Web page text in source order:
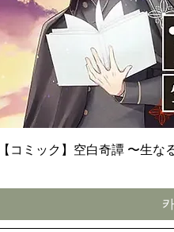
【コミック】空白奇譚 〜生な